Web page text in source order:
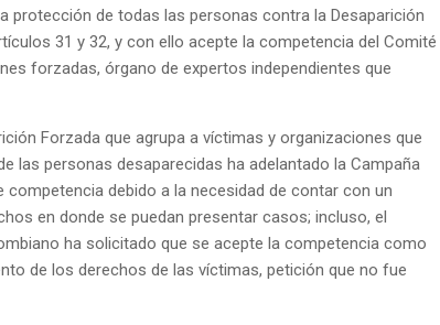
protección de todas las personas contra la Desaparición
31 y 32, y con ello acepte la competencia del Comité
forzadas, órgano de expertos independientes que
Forzada que agrupa a víctimas y organizaciones que
las personas desaparecidas ha adelantado la Campaña
competencia debido a la necesidad de contar con un
en donde se puedan presentar casos; incluso, el
ha solicitado que se acepte la competencia como
de los derechos de las víctimas, petición que no fue